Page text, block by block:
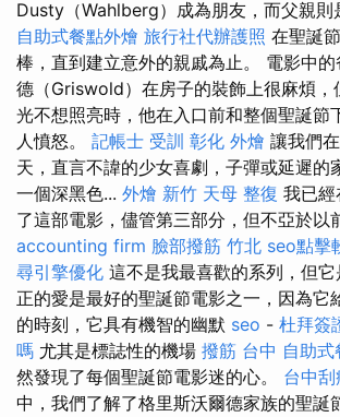
Dusty（Wahlberg）成為朋友，而父親則
自助式餐點外燴 旅行社代辦護照 在聖誕
棒，直到建立意外的親戚為止。 電影中
德（Griswold）在房子的裝飾上很麻煩，
光不想照亮時，他在入口前和整個聖誕節
人憤怒。 記帳士 受訓 彰化 外燴 讓我們
天，直言不諱的少女喜劇，子彈或延遲的
一個深黑色... 外燴 新竹 天母 整復 我已
了這部電影，儘管第三部分，但不亞於以
accounting firm 臉部撥筋 竹北 seo點擊
尋引擎優化 這不是我最喜歡的系列，但
正的愛是最好的聖誕節電影之一，因為它
的時刻，它具有機智的幽默 seo - 杜拜簽
嗎 尤其是標誌性的機場 撥筋 台中 自助式
然發現了每個聖誕節電影迷的心。 台中刮
中，我們了解了格里斯沃爾德家族的聖誕